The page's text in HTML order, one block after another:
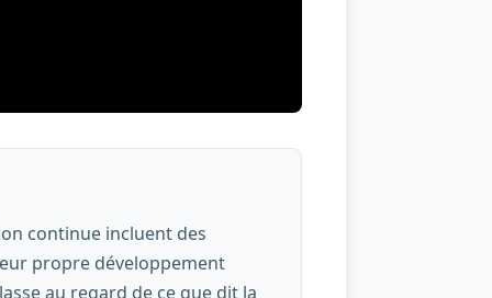
continue incluent des
propre développement
au regard de ce que dit la